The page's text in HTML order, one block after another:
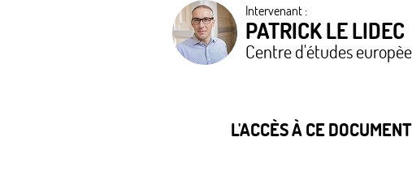
Intervenant :
PATRICK LE LIDEC
Centre d'études
L'ACCÈS À CE